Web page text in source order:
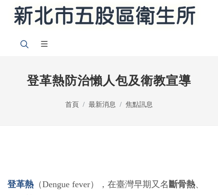
登革熱防治懶人包及衛教宣導
首頁 最新消息 焦點訊息
登革熱 （Dengue fever），在臺灣早期又名 斷骨熱、